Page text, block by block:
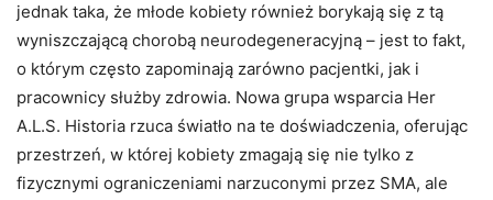
jednak taka, że ​​młode kobiety również borykają się z tą
wyniszczającą chorobą neurodegeneracyjną – jest to fakt,
o którym często zapominają zarówno pacjentki, jak i
pracownicy służby zdrowia. Nowa grupa wsparcia Her
A.L.S. Historia rzuca światło na te doświadczenia, oferując
przestrzeń, w której kobiety zmagają się nie tylko z
fizycznymi ograniczeniami narzuconymi przez SMA, ale